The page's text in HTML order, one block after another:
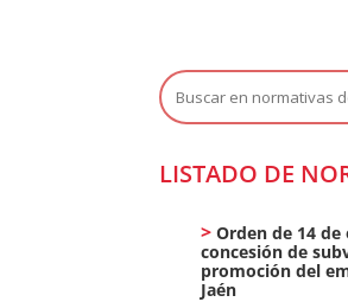
Buscar:
LISTADO DE
Orden de 14
concesión de
promoción del
Jaén